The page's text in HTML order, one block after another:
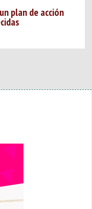
plan de acción